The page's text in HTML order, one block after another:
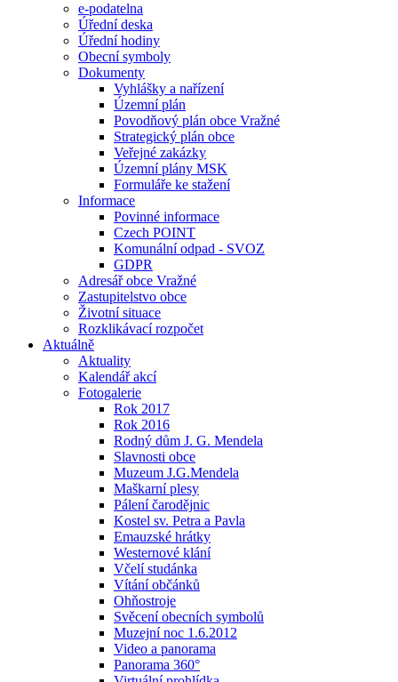
e-podatelna
Úřední deska
Úřední hodiny
Obecní symboly
Dokumenty
Vyhlášky a nařízení
Územní plán
Povodňový plán obce Vražné
Strategický plán obce
Veřejné zakázky
Územní plány MSK
Formuláře ke stažení
Informace
Povinné informace
Czech POINT
Komunální odpad - SVOZ
GDPR
Adresář obce Vražné
Zastupitelstvo obce
Životní situace
Rozklikávací rozpočet
Aktuálně
Aktuality
Kalendář akcí
Fotogalerie
Rok 2017
Rok 2016
Rodný dům J. G. Mendela
Slavnosti obce
Muzeum J.G.Mendela
Maškarní plesy
Pálení čarodějnic
Kostel sv. Petra a Pavla
Emauzské hrátky
Westernové klání
Včelí studánka
Vítání občánků
Ohňostroje
Svěcení obecních symbolů
Muzejní noc 1.6.2012
Video a panorama
Panorama 360°